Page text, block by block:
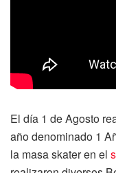
El día 1 de Agosto
año denominado 1
la masa skater en el